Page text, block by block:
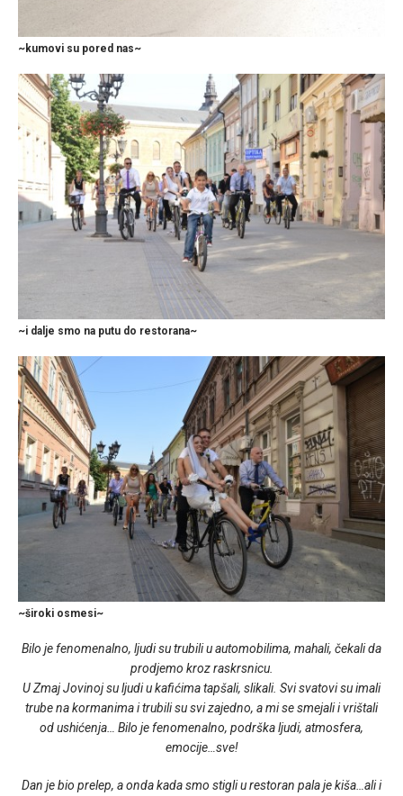
~kumovi su pored nas~
~i dalje smo na putu do restorana~
~široki osmesi~
Bilo je fenomenalno, ljudi su trubili u automobilima, mahali, čekali da
prodjemo kroz raskrsnicu.
U Zmaj Jovinoj su ljudi u kafićima tapšali, slikali. Svi svatovi su imali
trube na kormanima i trubili su svi zajedno, a mi se smejali i vrištali
od ushićenja… Bilo je fenomenalno, podrška ljudi, atmosfera,
emocije…sve!
Dan je bio prelep, a onda kada smo stigli u restoran pala je kiša…ali i